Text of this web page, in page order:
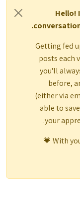
Hello!
Getting fed
posts each
you'll
before,
(either via
able to
your
With